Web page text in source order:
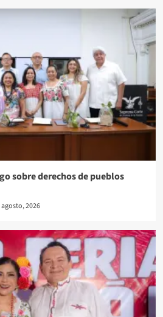
sobre derechos de pueblos
agosto, 2026